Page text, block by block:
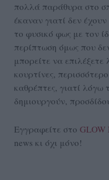
πολλά παράθυρα στο
έκαναν γιατί δεν
το φυσικό φως με τον
περίπτωση όμως που
μπορείτε να
κουρτίνες,
καθρέπτες, γιατί
δημιουργούν,
Εγγραφείτε στο GLOW
news κι όχι μόνο!